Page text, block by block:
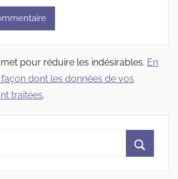
pour réduire les indésirables. En
dont les données de vos
traitées.